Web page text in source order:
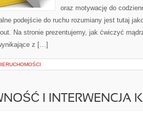
oraz motywację do
podejście do ruchu rozumiany jest tutaj
Na stronie prezentujemy, jak ćwiczyć
z […]
I INTERWENCJA